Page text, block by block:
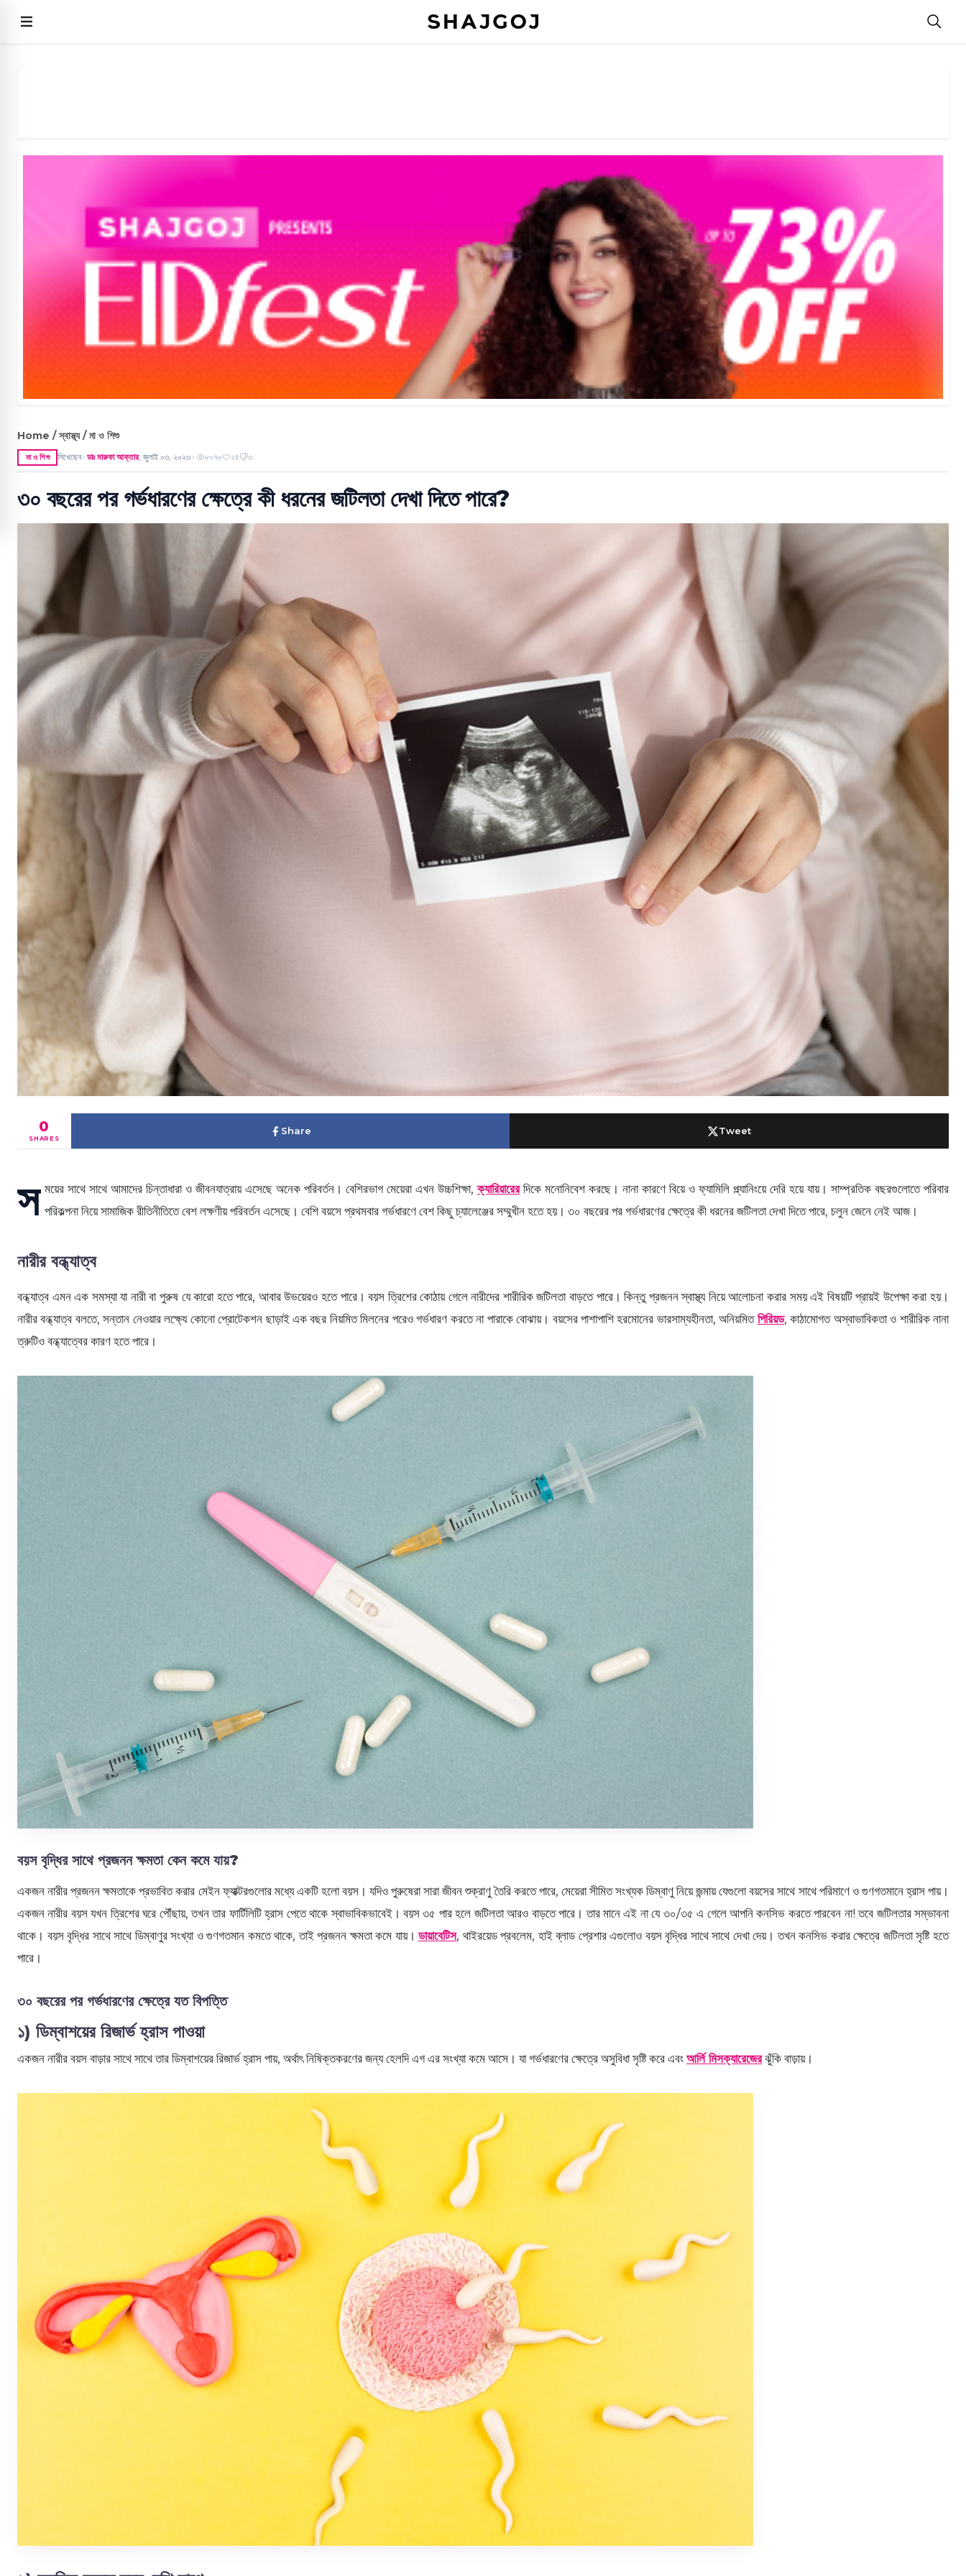
Home / স্বাস্থ্য / মা ও শিশু
মা ও শিশু লিখেছেন ● ডাঃ মারুফা আক্তার,জুলাই ০৩, ২০২৩ ● ৮০৭৮ ২৪ ৩
৩০ বছরের পর গর্ভধারণের ক্ষেত্রে কী ধরনের জটিলতা দেখা দিতে পারে?
0
SHARES
Share Tweet
স ময়ের সাথে সাথে আমাদের চিন্তাধারা ও জীবনযাত্রায় এসেছে অনেক পরিবর্তন। বেশিরভাগ মেয়েরা এখন উচ্চশিক্ষা,ক্যারিয়ারেরদিকে মনোনিবেশ করছে। নানা কারণে বিয়ে ও ফ্যামিলি প্ল্যানিংয়ে দেরি হয়ে যায়। সাম্প্রতিক বছরগুলোতে পরিবার
পরিকল্পনা নিয়ে সামাজিক রীতিনীতিতে বেশ লক্ষণীয় পরিবর্তন এসেছে। বেশি বয়সে প্রথমবার গর্ভধারণে বেশ কিছু চ্যালেঞ্জের সম্মুখীন হতে হয়। ৩০ বছরের পর গর্ভধারণের ক্ষেত্রে কী ধরনের জটিলতা দেখা দিতে পারে, চলুন জেনে নেই আজ।
নারীর বন্ধ্যাত্ব
বন্ধ্যাত্ব এমন এক সমস্যা যা নারী বা পুরুষ যে কারো হতে পারে, আবার উভয়েরও হতে পারে। বয়স ত্রিশের কোঠায় গেলে নারীদের শারীরিক জটিলতা বাড়তে পারে। কিন্তু প্রজনন স্বাস্থ্য নিয়ে আলোচনা করার সময় এই বিষয়টি প্রায়ই উপেক্ষা করা হয়।
নারীর বন্ধ্যাত্ব বলতে, সন্তান নেওয়ার লক্ষ্যে কোনো প্রোটেকশন ছাড়াই এক বছর নিয়মিত মিলনের পরেও গর্ভধারণ করতে না পারাকে বোঝায়। বয়সের পাশাপাশি হরমোনের ভারসাম্যহীনতা, অনিয়মিত পিরিয়ড, কাঠামোগত অস্বাভাবিকতা ও শারীরিক নানা
ত্রুটিও বন্ধ্যাত্বের কারণ হতে পারে।
বয়স বৃদ্ধির সাথে প্রজনন ক্ষমতা কেন কমে যায়?
একজন নারীর প্রজনন ক্ষমতাকে প্রভাবিত করার মেইন ফ্যাক্টরগুলোর মধ্যে একটি হলো বয়স। যদিও পুরুষেরা সারা জীবন শুক্রাণু তৈরি করতে পারে, মেয়েরা সীমিত সংখ্যক ডিম্বাণু নিয়ে জন্মায় যেগুলো বয়সের সাথে সাথে পরিমাণে ও গুণগতমানে হ্রাস পায়।
একজন নারীর বয়স যখন ত্রিশের ঘরে পৌঁছায়, তখন তার ফার্টিলিটি হ্রাস পেতে থাকে স্বাভাবিকভাবেই। বয়স ৩৫ পার হলে জটিলতা আরও বাড়তে পারে। তার মানে এই না যে ৩০/৩৫ এ গেলে আপনি কনসিভ করতে পারবেন না! তবে জটিলতার সম্ভাবনা
থাকে। বয়স বৃদ্ধির সাথে সাথে ডিম্বাণুর সংখ্যা ও গুণগতমান কমতে থাকে, তাই প্রজনন ক্ষমতা কমে যায়।ডায়াবেটিস, থাইরয়েড প্রবলেম, হাই ব্লাড প্রেশার এগুলোও বয়স বৃদ্ধির সাথে সাথে দেখা দেয়। তখন কনসিভ করার ক্ষেত্রে জটিলতা সৃষ্টি হতে
পারে।
৩০ বছরের পর গর্ভধারণের ক্ষেত্রে যত বিপত্তি
১) ডিম্বাশয়ের রিজার্ভ হ্রাস পাওয়া
একজন নারীর বয়স বাড়ার সাথে সাথে তার ডিম্বাশয়ের রিজার্ভ হ্রাস পায়, অর্থাৎ নিষিক্তকরণের জন্য হেলদি এগ এর সংখ্যা কমে আসে। যা গর্ভধারণের ক্ষেত্রে অসুবিধা সৃষ্টি করে এবং আর্লি মিসক্যারেজেরঝুঁকি বাড়ায়।